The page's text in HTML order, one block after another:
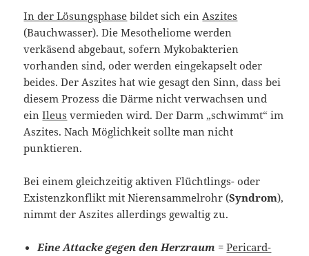
In der Lösungsphase bildet sich einAszites
(Bauchwasser). Die Mesotheliome werden
verkäsend abgebaut, sofern Mykobakterien
vorhanden sind, oder werden eingekapselt oder
beides. Der Aszites hat wie gesagt den Sinn, dass bei
diesem Prozess die Därme nicht verwachsen und
einIleus vermieden wird. Der Darm „schwimmt“ im
Aszites. Nach Möglichkeit sollte man nicht
punktieren.
Bei einem gleichzeitig aktiven Flüchtlings- oder
Existenzkonflikt mit Nierensammelrohr (Syndrom),
nimmt der Aszites allerdings gewaltig zu.
Eine Attacke gegen den Herzraum =Pericard-